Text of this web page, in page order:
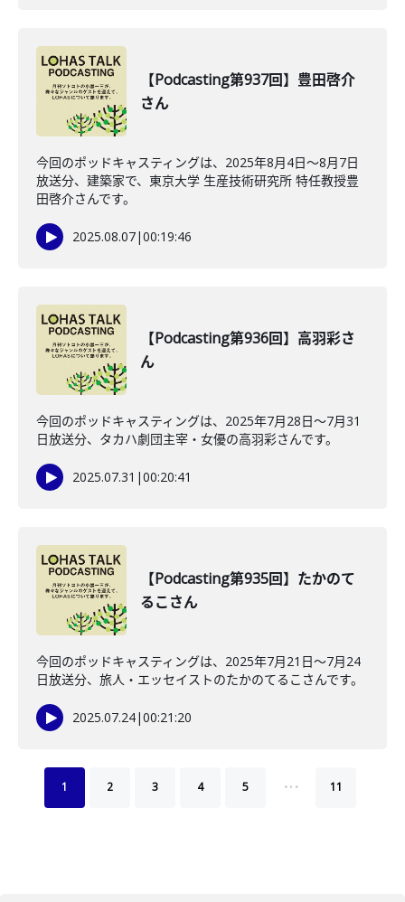
【Podcasting第937回】豊田啓介
さん
今回のポッドキャスティングは、2025年8月4日〜8月7日
放送分、建築家で、東京大学 生産技術研究所 特任教授豊
田啓介さんです。
2025.08.07|00:19:46
【Podcasting第936回】高羽彩さ
ん
今回のポッドキャスティングは、2025年7月28日〜7月31
日放送分、タカハ劇団主宰・女優の高羽彩さんです。
2025.07.31 |00:20:41
【Podcasting第935回】たかのて
るこさん
今回のポッドキャスティングは、2025年7月21日〜7月24
日放送分、旅人・エッセイストのたかのてるこさんです。
2025.07.24|00:21:20
1 2 3 4 5 … 11